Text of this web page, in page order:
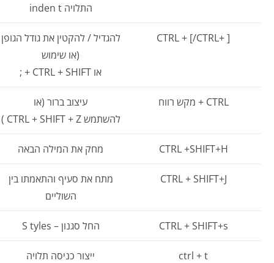
התלויה inden t
CTRL + [/CTRL+ ]
להגדיל / להקטין את גודל הגופן
(או שימוש
או CTRL + SHIFT + ;
CTRL + מקש רווח
עיצוב ברור (או
להשתמש CTRL + SHIFT + Z )
CTRL +SHIFT+H מחק את המילה הבאה
CTRL + SHIFT+J
מתח את סעיף והתאמתו בין
השוליים
CTRL + SHIFT+s החל סגנון – S tyles
ctrl + t ייצור כניסה תלויה